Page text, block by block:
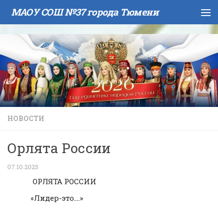
Skip to content
МАОУ СОШ №37 города Тюмени
НОВОСТИ
Орлята России
07.10.2025
ОРЛЯТА РОССИИ
«Лидер-это….»